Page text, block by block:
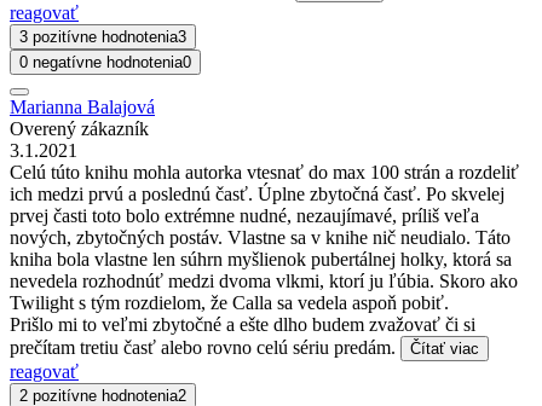
reagovať
3 pozitívne hodnotenia3
0 negatívne hodnotenia0
Marianna Balajová
Overený zákazník
3.1.2021
Celú túto knihu mohla autorka vtesnať do max 100 strán a rozdeliť
ich medzi prvú a poslednú časť. Úplne zbytočná časť. Po skvelej
prvej časti toto bolo extrémne nudné, nezaujímavé, príliš veľa
nových, zbytočných postáv. Vlastne sa v knihe nič neudialo. Táto
kniha bola vlastne len súhrn myšlienok pubertálnej holky, ktorá sa
nevedela rozhodnúť medzi dvoma vlkmi, ktorí ju ľúbia. Skoro ako
Twilight s tým rozdielom, že Calla sa vedela aspoň pobiť.
Prišlo mi to veľmi zbytočné a ešte dlho budem zvažovať či si
prečítam tretiu časť alebo rovno celú sériu predám.
Čítať viac
reagovať
2 pozitívne hodnotenia2